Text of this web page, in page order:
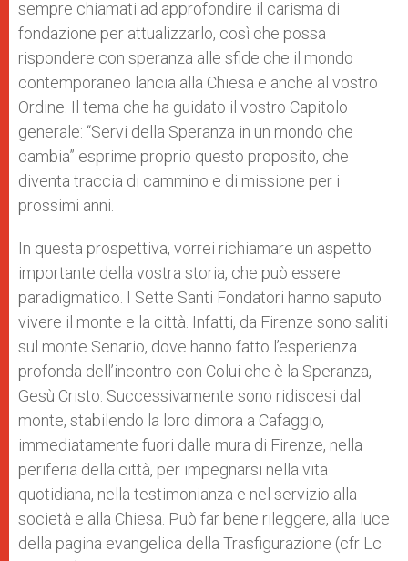
sempre chiamati ad approfondire il carisma di
fondazione per attualizzarlo, così che possa
rispondere con speranza alle sfide che il mondo
contemporaneo lancia alla Chiesa e anche al vostro
Ordine. Il tema che ha guidato il vostro Capitolo
generale: “Servi della Speranza in un mondo che
cambia” esprime proprio questo proposito, che
diventa traccia di cammino e di missione per i
prossimi anni.
In questa prospettiva, vorrei richiamare un aspetto
importante della vostra storia, che può essere
paradigmatico. I Sette Santi Fondatori hanno saputo
vivere il monte e la città. Infatti, da Firenze sono saliti
sul monte Senario, dove hanno fatto l’esperienza
profonda dell’incontro con Colui che è la Speranza,
Gesù Cristo. Successivamente sono ridiscesi dal
monte, stabilendo la loro dimora a Cafaggio,
immediatamente fuori dalle mura di Firenze, nella
periferia della città, per impegnarsi nella vita
quotidiana, nella testimonianza e nel servizio alla
società e alla Chiesa. Può far bene rileggere, alla luce
della pagina evangelica della Trasfigurazione (cfr Lc